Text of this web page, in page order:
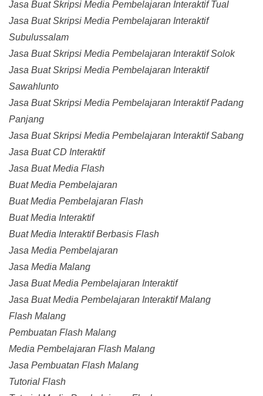
Jasa Buat Skripsi Media Pembelajaran Interaktif Tual
Jasa Buat Skripsi Media Pembelajaran Interaktif
Subulussalam
Jasa Buat Skripsi Media Pembelajaran Interaktif Solok
Jasa Buat Skripsi Media Pembelajaran Interaktif
Sawahlunto
Jasa Buat Skripsi Media Pembelajaran Interaktif Padang
Panjang
Jasa Buat Skripsi Media Pembelajaran Interaktif Sabang
Jasa Buat CD Interaktif
Jasa Buat Media Flash
Buat Media Pembelajaran
Buat Media Pembelajaran Flash
Buat Media Interaktif
Buat Media Interaktif Berbasis Flash
Jasa Media Pembelajaran
Jasa Media Malang
Jasa Buat Media Pembelajaran Interaktif
Jasa Buat Media Pembelajaran Interaktif Malang
Flash Malang
Pembuatan Flash Malang
Media Pembelajaran Flash Malang
Jasa Pembuatan Flash Malang
Tutorial Flash